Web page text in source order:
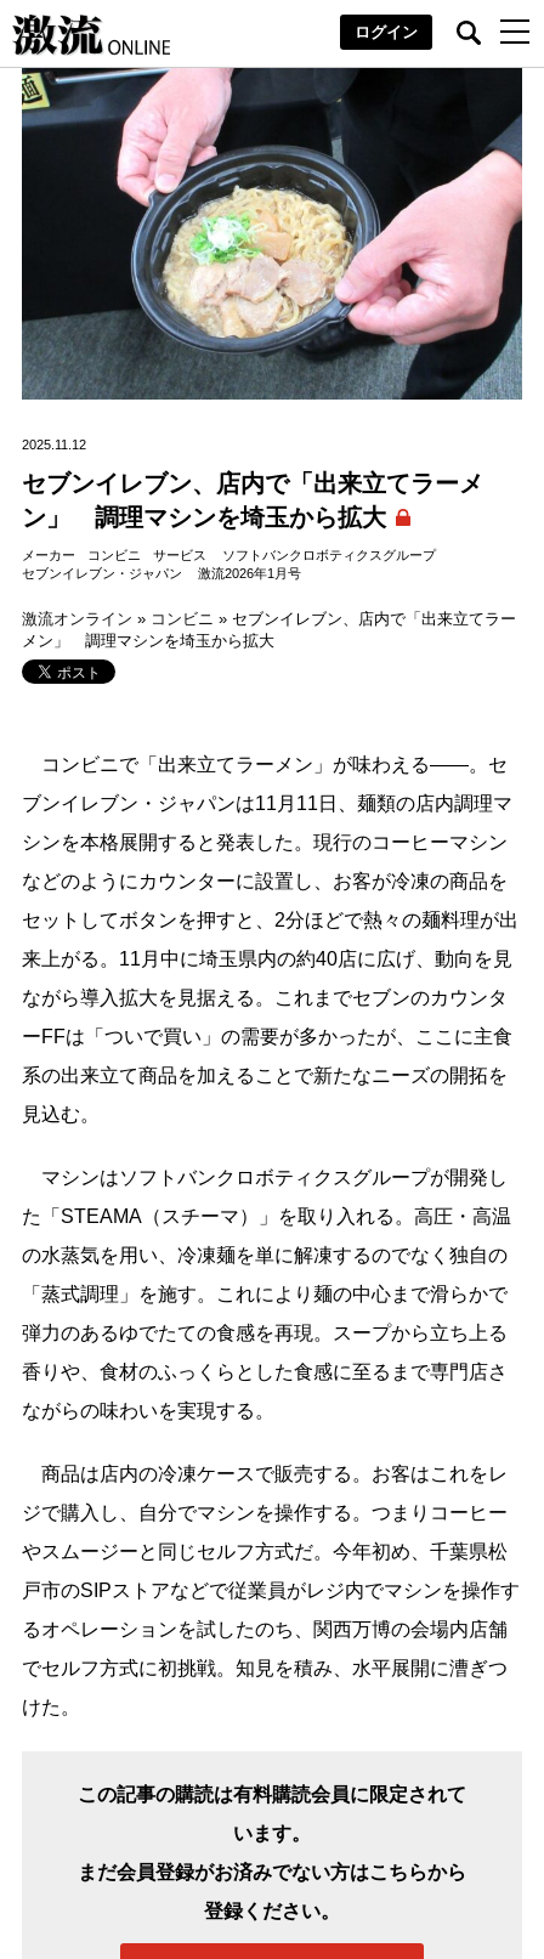
ログイン
2025.11.12
セブンイレブン、店内で「出来立てラーメ
ン」 調理マシンを埼玉から拡大
メーカー コンビニ サービス
ソフトバンクロボティクスグループ
セブンイレブン・ジャパン
激流2026年1月号
激流オンライン » コンビニ » セブンイレブン、店内で「出来立てラー
メン」 調理マシンを埼玉から拡大
コンビニで「出来立てラーメン」が味わえる――。セ
ブンイレブン・ジャパンは11月11日、麺類の店内調理マ
シンを本格展開すると発表した。現行のコーヒーマシン
などのようにカウンターに設置し、お客が冷凍の商品を
セットしてボタンを押すと、2分ほどで熱々の麺料理が出
来上がる。11月中に埼玉県内の約40店に広げ、動向を見
ながら導入拡大を見据える。これまでセブンのカウンタ
ーFFは「ついで買い」の需要が多かったが、ここに主食
系の出来立て商品を加えることで新たなニーズの開拓を
見込む。
マシンはソフトバンクロボティクスグループが開発し
た「STEAMA（スチーマ）」を取り入れる。高圧・高温
の水蒸気を用い、冷凍麺を単に解凍するのでなく独自の
「蒸式調理」を施す。これにより麺の中心まで滑らかで
弾力のあるゆでたての食感を再現。スープから立ち上る
香りや、食材のふっくらとした食感に至るまで専門店さ
ながらの味わいを実現する。
商品は店内の冷凍ケースで販売する。お客はこれをレ
ジで購入し、自分でマシンを操作する。つまりコーヒー
やスムージーと同じセルフ方式だ。今年初め、千葉県松
戸市のSIPストアなどで従業員がレジ内でマシンを操作す
るオペレーションを試したのち、関西万博の会場内店舗
でセルフ方式に初挑戦。知見を積み、水平展開に漕ぎつ
けた。
この記事の購読は有料購読会員に限定されて
います。
まだ会員登録がお済みでない方はこちらから
登録ください。